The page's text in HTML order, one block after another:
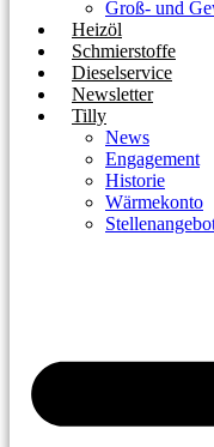
Groß- und
Heizöl
Schmierstoffe
Dieselservice
Newsletter
Tilly
News
Engagement
Historie
Wärmekonto